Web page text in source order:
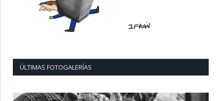
ÚLTIMAS FOTOGALERÍAS